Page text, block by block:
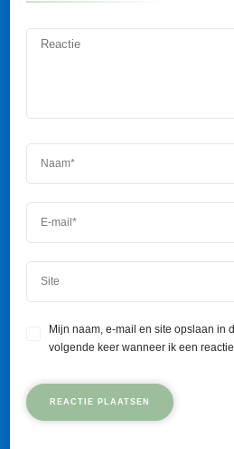
Mijn naam, e-mail en site opslaan in
volgende keer wanneer ik een reactie